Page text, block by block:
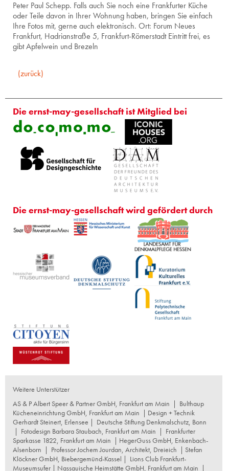
Peter Paul Schepp. Falls auch Sie noch eine Frankfurter Küche
oder Teile davon in Ihrer Wohnung haben, bringen Sie einfach
Ihre Fotos mit, gerne auch elektronisch. Ort: Forum Neues
Frankfurt, Hadrianstraße 5, Frankfurt-Römerstadt Eintritt frei, es
gibt Apfelwein und Brezeln
(zurück)
Die ernst-may-gesellschaft ist Mitglied bei
Die ernst-may-gesellschaft wird gefördert durch
Weitere Unterstützer
AS & P Albert Speer & Partner GmbH, Frankfurt am Main
Bulthaup
Kücheneinrichtung GmbH, Frankfurt am Main | Design + Technik
Gerhardt Steinert, Erlensee | Deutsche Stiftung Denkmalschutz, Bonn
Fotodesign Barbara Staubach, Frankfurt am Main
Frankfurter
Sparkasse 1822, Frankfurt am Main
HegerGuss GmbH, Enkenbach-
Alsenborn
Professor Jochem Jourdan, Architekt, Dreieich | Stefan
Klöckner GmbH, Biebergemünd-Kassel | Lions Club Frankfurt-
Museumsufer
Nassauische Heimstätte GmbH, Frankfurt am Main